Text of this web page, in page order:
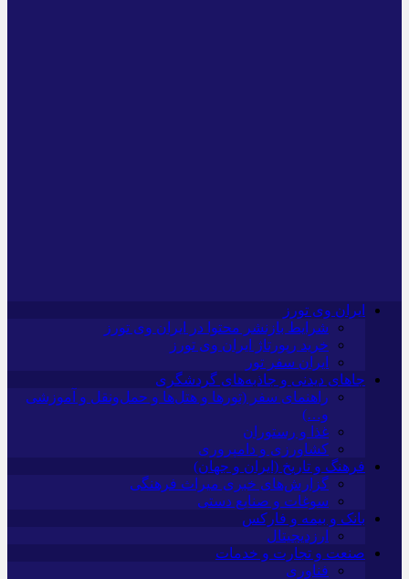
ایران وی تورز
شرایط بازنشر محتوا در ایران وی تورز
خرید رپورتاژ ایران وی تورز
ایران سفر تور
جاهای دیدنی و جاذبه‌های گردشگری
راهنمای سفر (تورها و هتل‌ها و حمل‌و‌نقل و آموزشی
و…)
غذا و رستوران
کشاورزی و دامپروری
فرهنگ و تاریخ (ایران و جهان)
گزارش‌های خبری میراث فرهنگی
سوغات و صنایع دستی
بانک و بیمه و فارکس
ارزدیجیتال
صنعت و تجارت و خدمات
فناوری